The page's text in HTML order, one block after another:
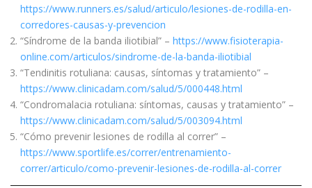
https://www.runners.es/salud/articulo/lesiones-de-rodilla-en-
corredores-causas-y-prevencion
“Síndrome de la banda iliotibial” – https://www.fisioterapia-
online.com/articulos/sindrome-de-la-banda-iliotibial
“Tendinitis rotuliana: causas, síntomas y tratamiento” –
https://www.clinicadam.com/salud/5/000448.html
“Condromalacia rotuliana: síntomas, causas y tratamiento” –
https://www.clinicadam.com/salud/5/003094.html
“Cómo prevenir lesiones de rodilla al correr” –
https://www.sportlife.es/correr/entrenamiento-
correr/articulo/como-prevenir-lesiones-de-rodilla-al-correr